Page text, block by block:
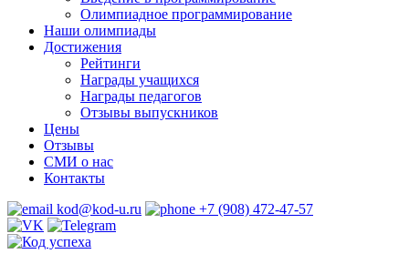
Олимпиадное программирование
Наши олимпиады
Достижения
Рейтинги
Награды учащихся
Награды педагогов
Отзывы выпускников
Цены
Отзывы
СМИ о нас
Контакты
kod@kod-u.ru
+7 (908) 472-47-57